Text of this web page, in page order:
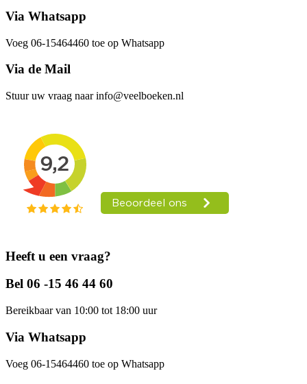
Via Whatsapp
Voeg 06-15464460 toe op Whatsapp
Via de Mail
Stuur uw vraag naar info@veelboeken.nl
Heeft u een vraag?
Bel 06 -15 46 44 60
Bereikbaar van 10:00 tot 18:00 uur
Via Whatsapp
Voeg 06-15464460 toe op Whatsapp